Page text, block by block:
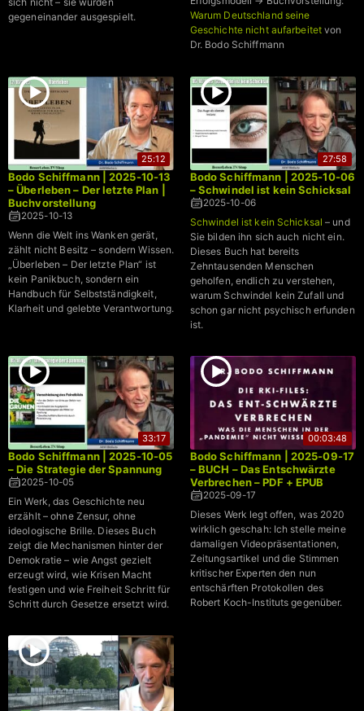
gegeneinander ausgespielt.
Warum Deutschland seine
Geschichte nicht aufarbeitet von
Dr. Bodo Schiffmann
25:12
Bodo Schiffmann | 2025-10-13
– Überleben – Der letzte Plan |
Buchvorstellung
2025-10-13
Wenn die Welt ins Wanken gerät,
zählt nicht Besitz – sondern Wissen.
„Überleben – Der letzte Plan“ ist
kein Panikbuch, sondern ein
Handbuch für Selbstständigkeit,
Klarheit und gelebte Verantwortung.
27:58
Bodo Schiffmann | 2025-10-06
– Schwindel ist kein Schicksal
2025-10-06
Schwindel ist kein Schicksal – und
Sie bilden ihn sich auch nicht ein.
Dieses Buch hat bereits
Zehntausenden Menschen
geholfen, endlich zu verstehen,
warum Schwindel kein Zufall und
schon gar nicht psychisch erfunden
ist.
33:17
Bodo Schiffmann | 2025-10-05
– Die Strategie der Spannung
2025-10-05
Ein Werk, das Geschichte neu
erzählt – ohne Zensur, ohne
ideologische Brille. Dieses Buch
zeigt die Mechanismen hinter der
Demokratie – wie Angst gezielt
erzeugt wird, wie Krisen Macht
festigen und wie Freiheit Schritt für
Schritt durch Gesetze ersetzt wird.
00:03:48
Bodo Schiffmann | 2025-09-17
– BUCH – Das Entschwärzte
Verbrechen – PDF + EPUB
2025-09-17
Dieses Werk legt offen, was 2020
wirklich geschah: Ich stelle meine
damaligen Videopräsentationen,
Zeitungsartikel und die Stimmen
kritischer Experten den nun
entschärften Protokollen des
Robert Koch-Instituts gegenüber.